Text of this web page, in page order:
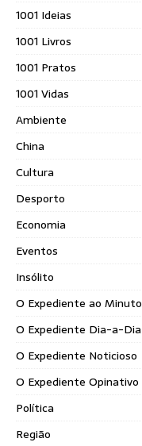
1001 Ideias
1001 Livros
1001 Pratos
1001 Vidas
Ambiente
China
Cultura
Desporto
Economia
Eventos
Insólito
O Expediente ao Minuto
O Expediente Dia-a-Dia
O Expediente Noticioso
O Expediente Opinativo
Política
Região